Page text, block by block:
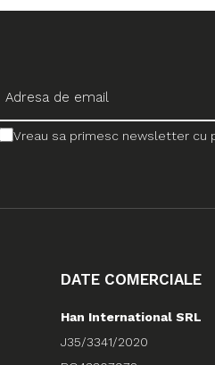
Vreau sa primesc newsletter cu
DATE COMERCIALE
Han International SRL
J35/3341/2020